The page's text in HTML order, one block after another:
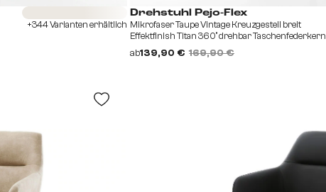
+344 Varianten erhältlich
Drehstuhl Pejo-Flex
Mikrofaser Taupe Vintage Kreuzgestell breit
Effektfinish Titan 360° drehbar Taschenfederkern
ab139,90 € 169,90 €